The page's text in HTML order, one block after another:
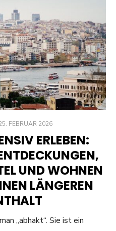
FEBRUAR 2026
ERLEBEN:
UND WOHNEN
LÄNGEREN
„abhakt“. Sie ist ein